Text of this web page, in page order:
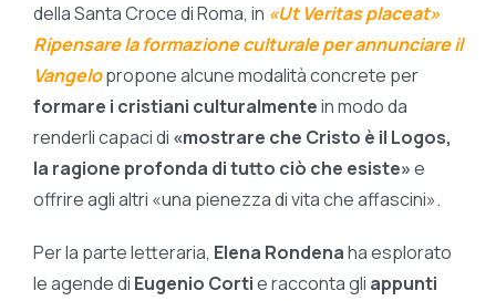
della Santa Croce di Roma, in «Ut Veritas placeat»
Ripensare la formazione culturale per annunciare il
Vangelopropone alcune modalità concrete per
formare i cristiani culturalmentein modo da
renderli capaci di «mostrare che Cristo è il Logos,
la ragione profonda di tutto ciò che esiste»e
offrire agli altri «una pienezza di vita che affascini».
Per la parte letteraria, Elena Rondenaha esplorato
le agende di Eugenio Cortie racconta gli appunti